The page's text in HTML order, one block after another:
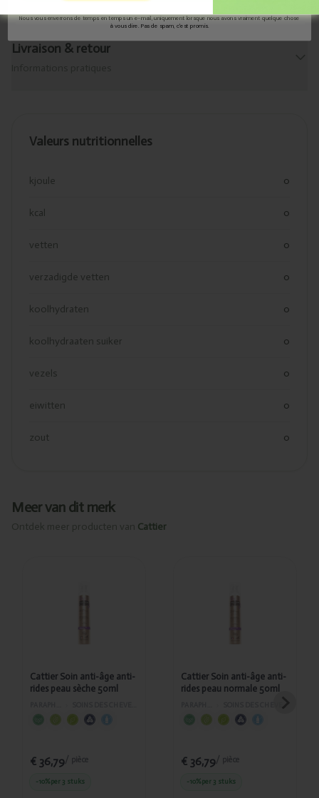
Livraison & retour
Valeurs nutritionnelles
kjoule 0
kcal 0
vetten 0
verzadigde vetten 0
koolhydraten 0
koolhydraaten suiker 0
vezels 0
eiwitten 0
zout 0
Meer van dit merk
Ontdek meer producten van Cattier
Cattier Soin anti-âge anti-
rides peau sèche 50ml
€ 36,79/ pièce
-10%per 3 stuks
Cattier Soin anti-âge anti-
rides peau normale 50ml
SOINS DES CHEVEUX ET DU VISAGE
€ 36,79/ pièce
-10%per 3 stuks
Nous vous enverrons de temps en temps un e-mail, uniquement lorsque nous avons vraiment quelque chose
à vous dire. Pas de spam, c'est promis.